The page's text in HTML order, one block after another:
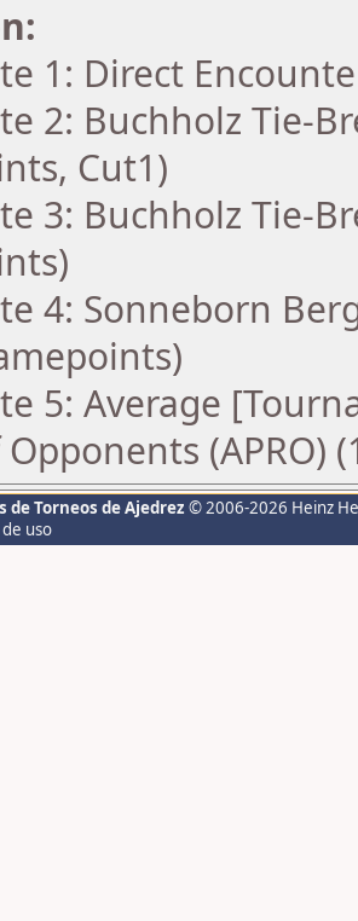
1: Direct
2: Buchholz Tie-
Cut1)
3: Buchholz Tie-
4: Sonneborn
5: Average
(APRO)
de Torneos de Ajedrez © 2006-2026 Heinz
uso